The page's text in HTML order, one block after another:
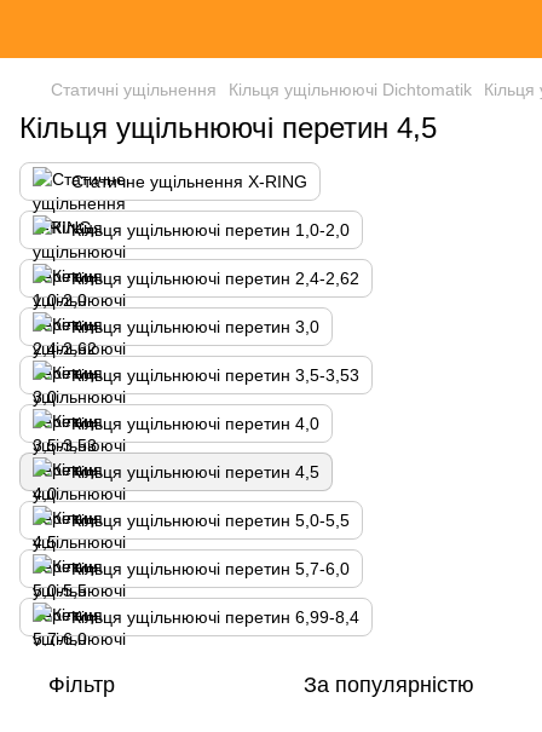
Статичні ущільнення Кільця ущільнюючі Dichtomatik
Кільця ущільнюючі перетин 4,5
Статичне ущільнення X-RING
Кільця ущільнюючі перетин 1,0-2,0
Кільця ущільнюючі перетин 2,4-2,62
Кільця ущільнюючі перетин 3,0
Кільця ущільнюючі перетин 3,5-3,53
Кільця ущільнюючі перетин 4,0
Кільця ущільнюючі перетин 4,5
Кільця ущільнюючі перетин 5,0-5,5
Кільця ущільнюючі перетин 5,7-6,0
Кільця ущільнюючі перетин 6,99-8,4
Фільтр За популярністю